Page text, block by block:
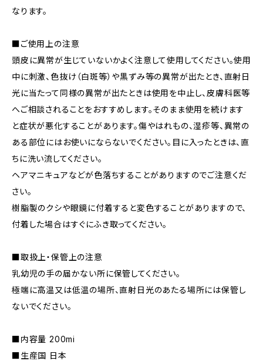
なります。
■ご使用上の注意
頭皮に異常が生じていないかよく注意して使用してください。使用
中に刺激、色抜け（白斑等）や黒ずみ等の異常が出たとき、直射日
光に当たって同様の異常が出たときは使用を中止し、皮膚科医等
へご相談されることをおすすめします。そのまま使用を続けます
と症状が悪化することがあります。傷やはれもの、湿疹等、異常の
ある部位にはお使いにならないでください。目に入ったときは、直
ちに洗い流してください。
ヘアマニキュアなどが色落ちすることがありますのでご注意くだ
さい。
樹脂製のクシや眼鏡に付着すると変色することがありますので、
付着した場合はすぐにふき取ってください。
■取扱上・保管上の注意
乳幼児の手の届かない所に保管してください。
極端に高温又は低温の場所、直射日光のあたる場所には保管し
ないでください。
■内容量 200mi
■生産国 日本